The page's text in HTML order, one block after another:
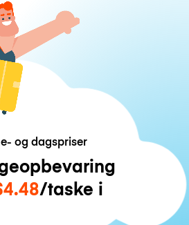
og dagspriser
/taske i